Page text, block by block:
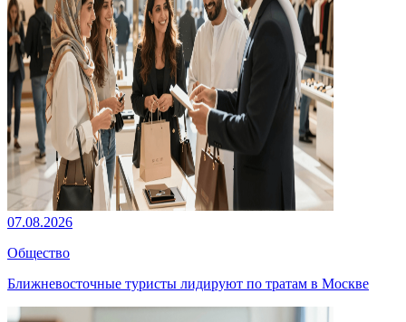
07.08.2026
Общество
Ближневосточные туристы лидируют по тратам в Москве